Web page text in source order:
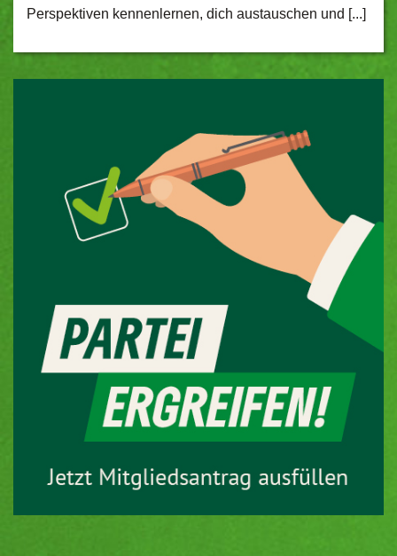
Perspektiven kennenlernen, dich austauschen und [...]